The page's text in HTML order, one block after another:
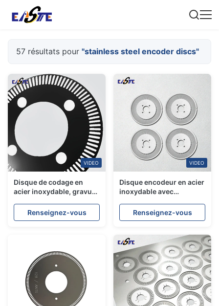
57 résultats pour "stainless steel encoder discs"
VIDEO
Disque de codage en
acier inoxydable, gravure
codage à découpe laser
Renseignez-vous
VIDEO
Disque encodeur en acier
inoxydable avec
chimique
Renseignez-vous